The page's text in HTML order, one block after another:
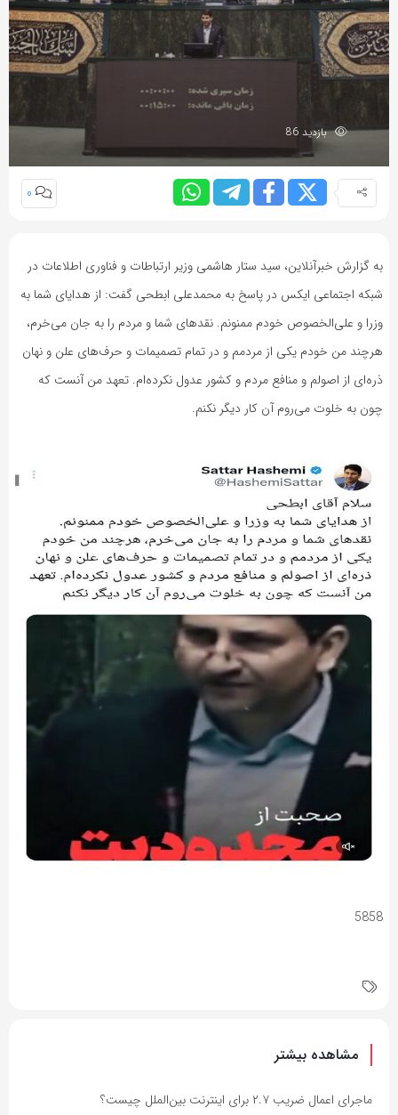
بازدید 86
0
به گزارش خبرآنلاین، سید ستار هاشمی وزیر ارتباطات و فناوری اطلاعات در
شبکه اجتماعی ایکس در پاسخ به محمدعلی ابطحی گفت: از هدایای شما به
وزرا و علی‌الخصوص خودم ممنونم. نقدهای شما و مردم را به جان می‌خرم،
هرچند من خودم یکی از مردمم و در تمام تصمیمات و حرف‌های علن و نهان
ذره‌ای از اصولم و منافع مردم و کشور عدول نکرده‌ام. تعهد من آنست که
چون به خلوت می‌روم آن کار دیگر نکنم.
5858
مشاهده بیشتر
ماجرای اعمال ضریب ۲.۷ برای اینترنت بین‌الملل چیست؟